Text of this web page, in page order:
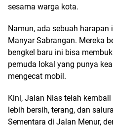
sesama warga kota.
​Namun, ada sebuah
Manyar Sabrangan. Mereka
bengkel baru ini bisa
pemuda lokal yang punya
mengecat mobil.
​Kini, Jalan Nias telah
lebih bersih, terang, dan
Sementara di Jalan Menur,